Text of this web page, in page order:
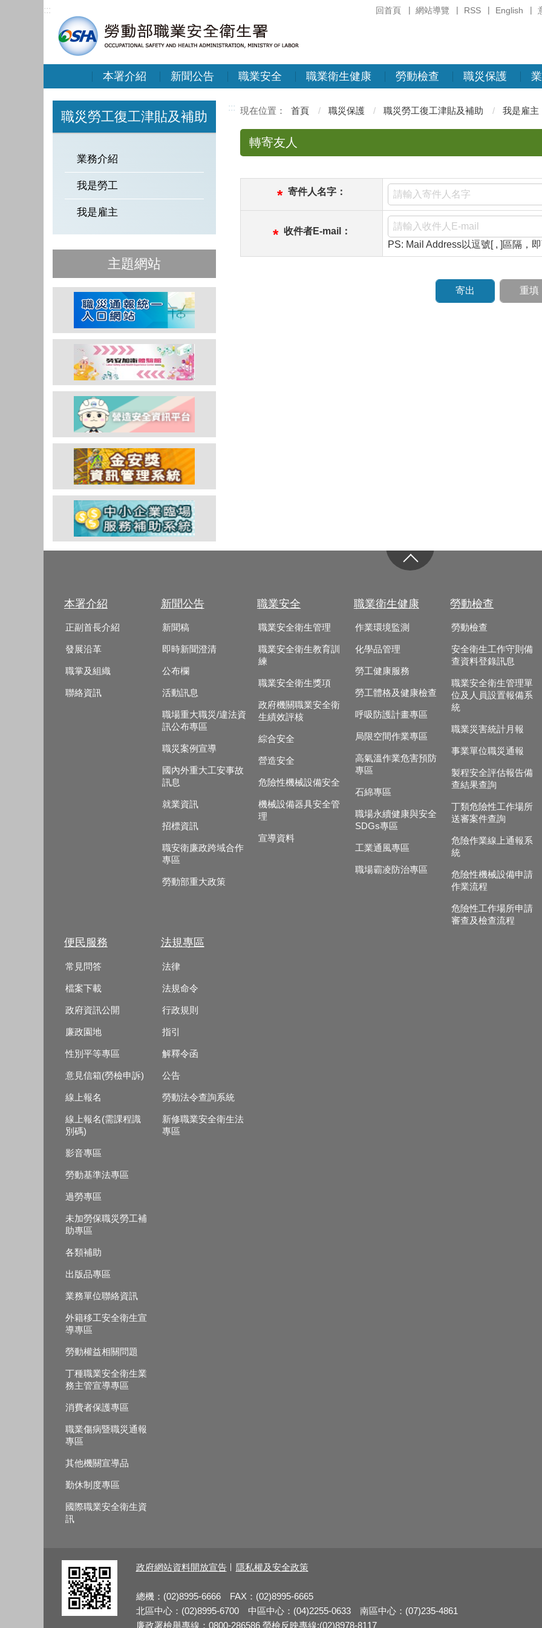
回首頁 網站導覽 RSS English
:::
本署介紹 新聞公告 職業安全 職業衛生健康 勞動檢查 職災保護
職災勞工復工津貼及補助
業務介紹
我是勞工
我是雇主
主題網站
::: 首頁 職災保護 職災勞工復工津貼及補助 我是雇主
轉寄友人
* 寄件人名字：
* 收件者E-mail：
PS: Mail Address以逗號[ , ]區隔，
本署介紹
正副首長介紹
發展沿革
職掌及組織
聯絡資訊
新聞公告
新聞稿
即時新聞澄清
公布欄
活動訊息
職場重大職災/違法資
訊公布專區
職災案例宣導
國內外重大工安事故
訊息
就業資訊
招標資訊
職安衛廉政跨域合作
專區
勞動部重大政策
職業安全
職業安全衛生管理
職業安全衛生教育訓
練
職業安全衛生獎項
政府機關職業安全衛
生績效評核
綜合安全
營造安全
危險性機械設備安全
機械設備器具安全管
理
宣導資料
職業衛生健康
作業環境監測
化學品管理
勞工健康服務
勞工體格及健康檢查
呼吸防護計畫專區
局限空間作業專區
高氣溫作業危害預防
專區
石綿專區
職場永續健康與安全
SDGs專區
工業通風專區
職場霸凌防治專區
勞動檢查
勞動檢查
安全衛生工作守則備
查資料登錄訊息
職業安全衛生管理單
位及人員設置報備系
統
職業災害統計月報
事業單位職災通報
製程安全評估報告備
查結果查詢
丁類危險性工作場所
送審案件查詢
危險作業線上通報系
統
危險性機械設備申請
作業流程
危險性工作場所申請
審查及檢查流程
便民服務
常見問答
檔案下載
政府資訊公開
廉政園地
性別平等專區
意見信箱(勞檢申訴)
線上報名
線上報名(需課程識
別碼)
影音專區
勞動基準法專區
過勞專區
未加勞保職災勞工補
助專區
各類補助
出版品專區
業務單位聯絡資訊
外籍移工安全衛生宣
導專區
勞動權益相關問題
丁種職業安全衛生業
務主管宣導專區
消費者保護專區
職業傷病暨職災通報
專區
其他機關宣導品
勤休制度專區
國際職業安全衛生資
訊
法規專區
法律
法規命令
行政規則
指引
解釋令函
公告
勞動法令查詢系統
新修職業安全衛生法
專區
政府網站資料開放宣告 隱私權及安全政策
總機：(02)8995-6666 FAX：(02)8995-6665
北區中心：(02)8995-6700 中區中心：(04)2255-0633 南區中心：(07)235-4861
廉政署檢舉專線：0800-286586 勞檢反映專線:(02)8978-8117